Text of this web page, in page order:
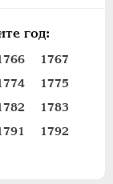
год:
1767
1775
1783
1792